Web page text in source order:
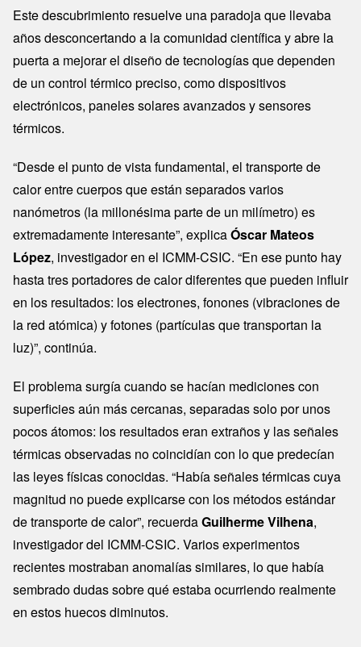
Este descubrimiento resuelve una paradoja que llevaba
años desconcertando a la comunidad científica y abre la
puerta a mejorar el diseño de tecnologías que dependen
de un control térmico preciso, como dispositivos
electrónicos, paneles solares avanzados y sensores
térmicos.
“Desde el punto de vista fundamental, el transporte de
calor entre cuerpos que están separados varios
nanómetros (la millonésima parte de un milímetro) es
extremadamente interesante”, explicaÓscar Mateos
López, investigador en el ICMM-CSIC. “En ese punto hay
hasta tres portadores de calor diferentes que pueden influir
en los resultados: los electrones, fonones (vibraciones de
la red atómica) y fotones (partículas que transportan la
luz)”, continúa.
El problema surgía cuando se hacían mediciones con
superficies aún más cercanas, separadas solo por unos
pocos átomos: los resultados eran extraños y las señales
térmicas observadas no coincidían con lo que predecían
las leyes físicas conocidas. “Había señales térmicas cuya
magnitud no puede explicarse con los métodos estándar
de transporte de calor”, recuerdaGuilherme Vilhena,
investigador del ICMM-CSIC. Varios experimentos
recientes mostraban anomalías similares, lo que había
sembrado dudas sobre qué estaba ocurriendo realmente
en estos huecos diminutos.